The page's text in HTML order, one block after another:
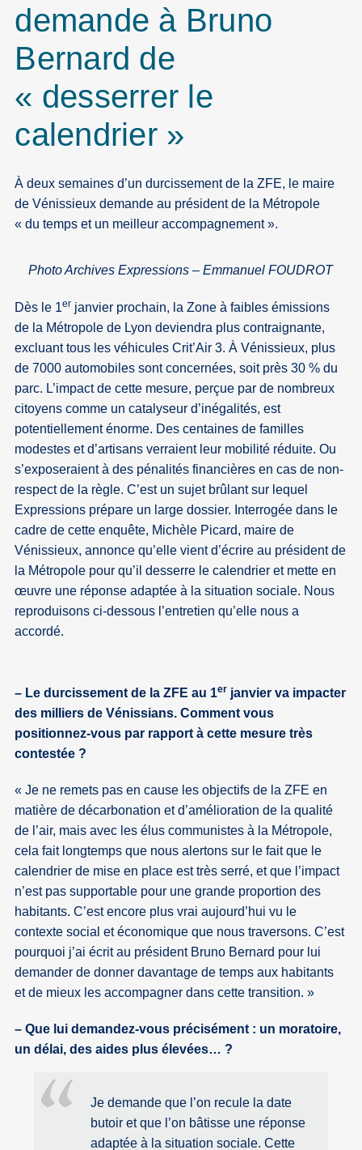
demande à Bruno
Bernard de
« desserrer le
calendrier »
À deux semaines d’un durcissement de la ZFE, le maire
de Vénissieux demande au président de la Métropole
« du temps et un meilleur accompagnement ».
Photo Archives Expressions – Emmanuel FOUDROT
Dès le 1er janvier prochain, la Zone à faibles émissions
de la Métropole de Lyon deviendra plus contraignante,
excluant tous les véhicules Crit’Air 3. À Vénissieux, plus
de 7000 automobiles sont concernées, soit près 30 % du
parc. L’impact de cette mesure, perçue par de nombreux
citoyens comme un catalyseur d’inégalités, est
potentiellement énorme. Des centaines de familles
modestes et d’artisans verraient leur mobilité réduite. Ou
s’exposeraient à des pénalités financières en cas de non-
respect de la règle. C’est un sujet brûlant sur lequel
Expressions prépare un large dossier. Interrogée dans le
cadre de cette enquête, Michèle Picard, maire de
Vénissieux, annonce qu’elle vient d’écrire au président de
la Métropole pour qu’il desserre le calendrier et mette en
œuvre une réponse adaptée à la situation sociale. Nous
reproduisons ci-dessous l’entretien qu’elle nous a
accordé.
– Le durcissement de la ZFE au 1er janvier va impacter
des milliers de Vénissians. Comment vous
positionnez-vous par rapport à cette mesure très
contestée ?
Je ne remets pas en cause les objectifs de la ZFE en
matière de décarbonation et d’amélioration de la qualité
de l’air, mais avec les élus communistes à la Métropole,
cela fait longtemps que nous alertons sur le fait que le
calendrier de mise en place est très serré, et que l’impact
n’est pas supportable pour une grande proportion des
habitants. C’est encore plus vrai aujourd’hui vu le
contexte social et économique que nous traversons. C’est
pourquoi j’ai écrit au président Bruno Bernard pour lui
demander de donner davantage de temps aux habitants
et de mieux les accompagner dans cette transition.
– Que lui demandez-vous précisément : un moratoire,
un délai, des aides plus élevées… ?
Je demande que l’on recule la date
butoir et que l’on bâtisse une réponse
adaptée à la situation sociale. Cette